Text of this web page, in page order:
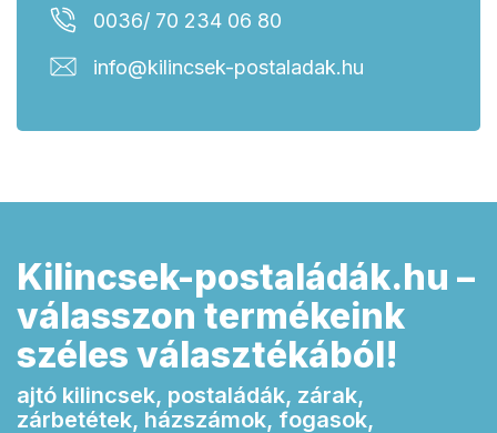
0036/ 70 234 06 80
info@kilincsek-postaladak.hu
Kilincsek-postaládák.hu –
válasszon termékeink
széles választékából!
ajtó kilincsek, postaládák, zárak,
zárbetétek, házszámok, fogasok,